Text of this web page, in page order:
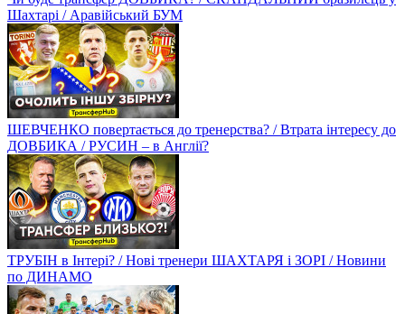
Шахтарі / Аравійський БУМ
ШЕВЧЕНКО повертається до тренерства? / Втрата інтересу до
ДОВБИКА / РУСИН – в Англії?
ТРУБІН в Інтері? / Нові тренери ШАХТАРЯ і ЗОРІ / Новини
по ДИНАМО